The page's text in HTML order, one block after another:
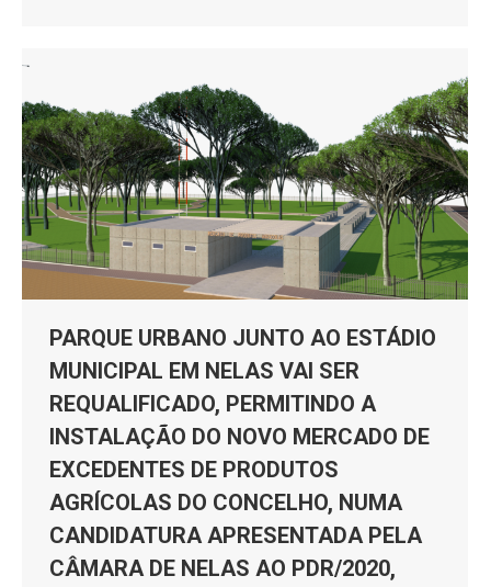
PARQUE URBANO JUNTO AO ESTÁDIO
MUNICIPAL EM NELAS VAI SER
REQUALIFICADO, PERMITINDO A
INSTALAÇÃO DO NOVO MERCADO DE
EXCEDENTES DE PRODUTOS
AGRÍCOLAS DO CONCELHO, NUMA
CANDIDATURA APRESENTADA PELA
CÂMARA DE NELAS AO PDR/2020,